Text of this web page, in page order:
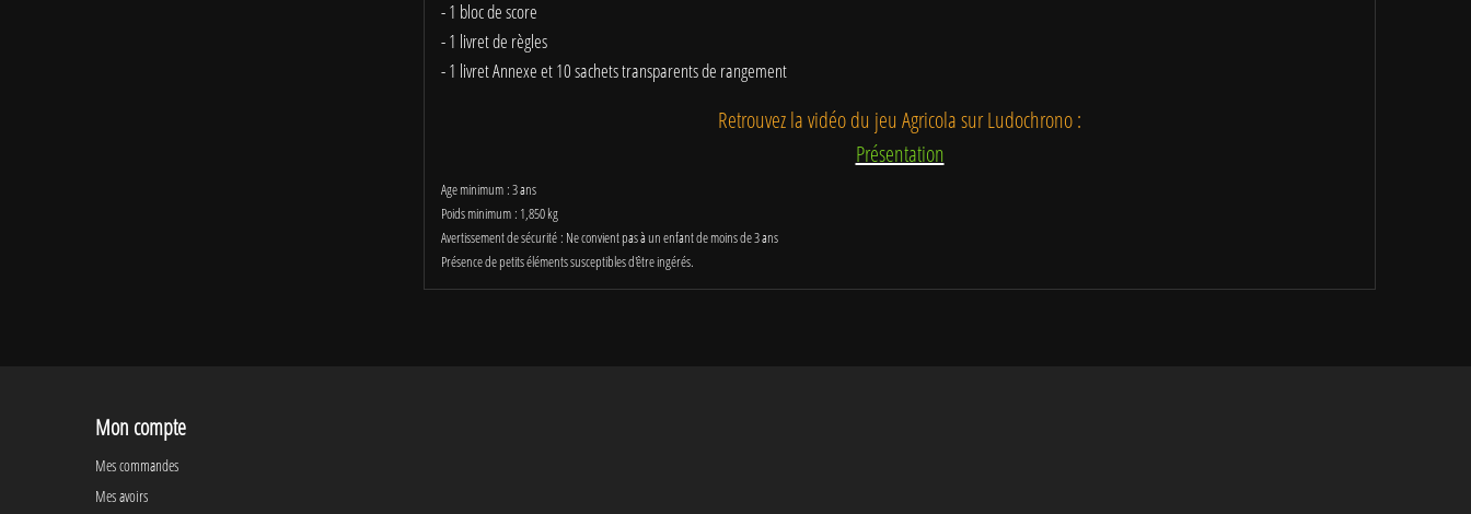
- 1 bloc de score
- 1 livret de règles
- 1 livret Annexe et 10 sachets transparents de rangement
Retrouvez la vidéo du jeu Agricola sur Ludochrono :
Présentation
Age minimum : 3 ans
Poids minimum : 1,850 kg
Avertissement de sécurité : Ne convient pas à un enfant de moins de 3 ans
Présence de petits éléments susceptibles d'être ingérés.
Mon compte
Mes commandes
Mes avoirs